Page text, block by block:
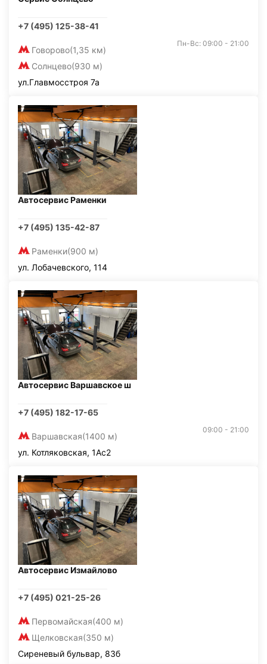
+7 (495) 125-38-41
Говорово(1,35 км)
Солнцево(930 м)
Пн-Вс: 09:00 - 21:00
ул.Главмосстроя 7а
Автосервис Раменки
+7 (495) 135-42-87
Раменки(900 м)
ул. Лобачевского, 114
Автосервис Варшавское ш
+7 (495) 182-17-65
Варшавская(1400 м)
09:00 - 21:00
ул. Котляковская, 1Ас2
Автосервис Измайлово
+7 (495) 021-25-26
Первомайская(400 м)
Щелковская(350 м)
Сиреневый бульвар, 83б